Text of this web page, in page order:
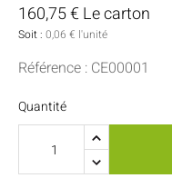
160,75 € Le carton
Soit : 0,06 € l'unité
Référence : CE00001
Quantité